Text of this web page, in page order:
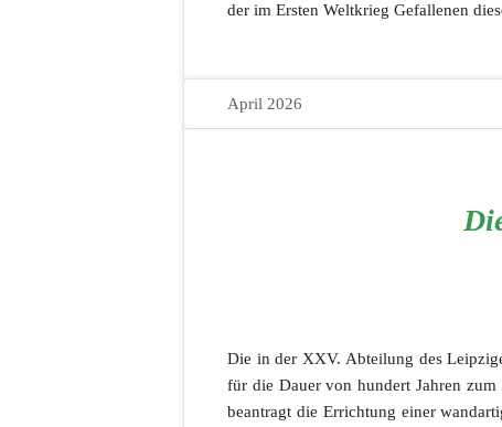
der im Ersten Weltkrieg Gefallenen
April 2026
Die in der XXV. Abteilung des
für die Dauer von hundert Jahren
beantragt die Errichtung einer